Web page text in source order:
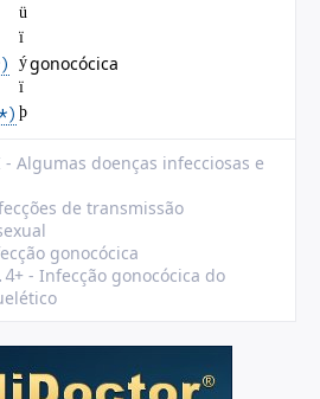
ü
ï
ýgonocócica
ï
þ
Algumas doenças infecciosas e
de transmissão
gonocócica
+ - Infecção gonocócica do